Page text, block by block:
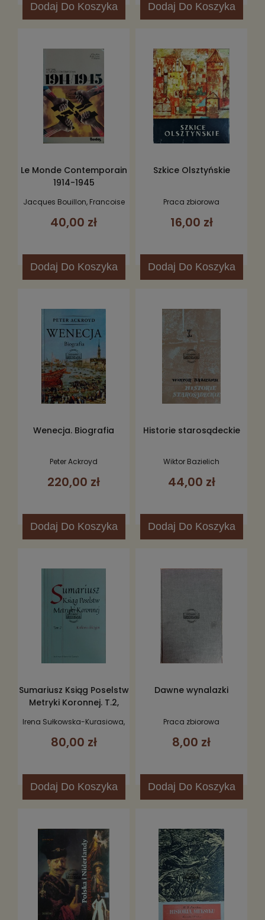
Dodaj Do Koszyka Dodaj Do Koszyka
Le Monde Contemporain
1914-1945
Jacques Bouillon, Francoise
40,00 zł
Dodaj Do Koszyka
Szkice Olsztyńskie
Praca zbiorowa
16,00 zł
Dodaj Do Koszyka
Wenecja. Biografia
Peter Ackroyd
220,00 zł
Dodaj Do Koszyka
Historie starosądeckie
Wiktor Bazielich
44,00 zł
Dodaj Do Koszyka
Sumariusz Ksiąg Poselstw
Metryki Koronnej. T.2,
Irena Sułkowska-Kurasiowa,
80,00 zł
Dodaj Do Koszyka
Dawne wynalazki
Praca zbiorowa
8,00 zł
Dodaj Do Koszyka